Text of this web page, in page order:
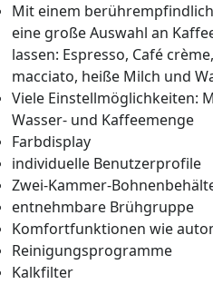
Mit einem
eine große Auswahl an
lassen: Espresso, Café
macciato, heiße Milch und
Viele Einstellmöglichkeiten:
Wasser- und Kaffeemenge
Farbdisplay
individuelle Benutzerprofile
Zwei-Kammer-
entnehmbare Brühgruppe
Komfortfunktionen wie
Reinigungsprogramme
Kalkfilter